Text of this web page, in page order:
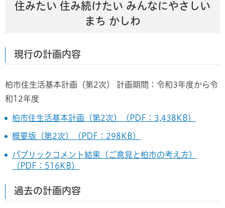
住みたい 住み続けたい みんなにやさしい
まち かしわ
現行の計画内容
柏市住生活基本計画（第2次） 計画期間：令和3年度から令
和12年度
柏市住生活基本計画（第2次）（PDF：3,438KB）
概要版（第2次）（PDF：298KB）
パブリックコメント結果（ご意見と柏市の考え方）
（PDF：516KB）
過去の計画内容